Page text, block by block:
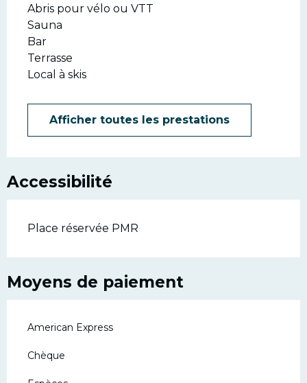
Abris pour vélo ou VTT
Sauna
Bar
Terrasse
Local à skis
Afficher toutes les prestations
Accessibilité
Place réservée PMR
Moyens de paiement
American Express
Chèque